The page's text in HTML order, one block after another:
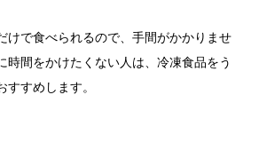
けで食べられるので、手間がかかりませ
時間をかけたくない人は、冷凍食品をう
すめします。